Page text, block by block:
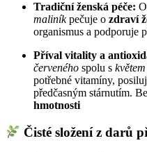
Tradiční ženská péče:
maliníkpečuje o zdraví
organismus a podporuje
Příval vitality a
červeného spolu s
potřebné vitamíny,
předčasným stárnutím.
hmotnosti
Čisté složení z darů